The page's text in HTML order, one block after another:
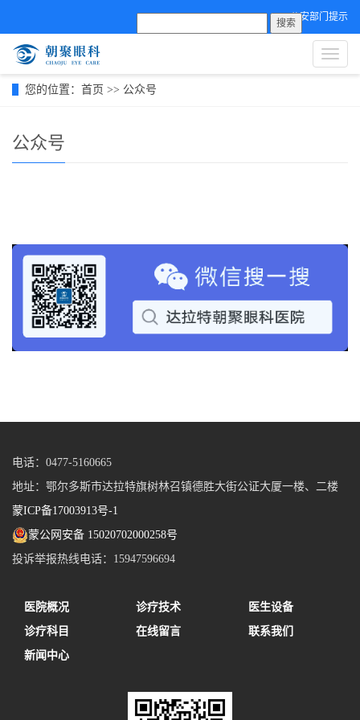
公安部门提示
搜索
导
航
您的位置： 首页 >> 公众号
公众号
电话：0477-5160665
地址：鄂尔多斯市达拉特旗树林召镇德胜大街公证大厦一楼、二楼
蒙ICP备17003913号-1
蒙公网安备 15020702000258号
投诉举报热线电话：15947596694
医院概况 诊疗技术
医生设备
诊疗科目
在线留言
联系我们
新闻中心